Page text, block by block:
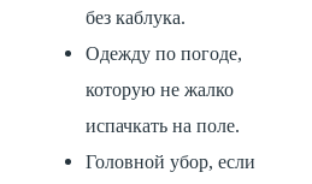
без каблука.
Одежду по погоде,
которую не жалко
испачкать на поле.
Головной убор, если